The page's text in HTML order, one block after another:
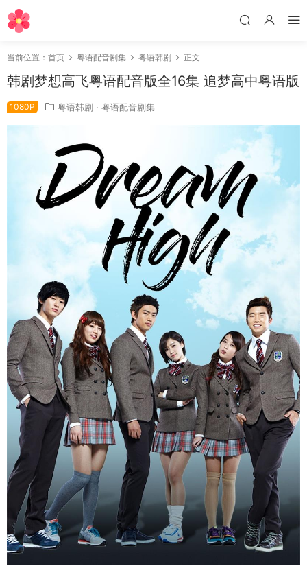
当前位置： 首页 粤语配音剧集 粤语韩剧 正文
韩剧梦想高飞粤语配音版全16集 追梦高中粤语版
1080P 粤语韩剧 · 粤语配音剧集